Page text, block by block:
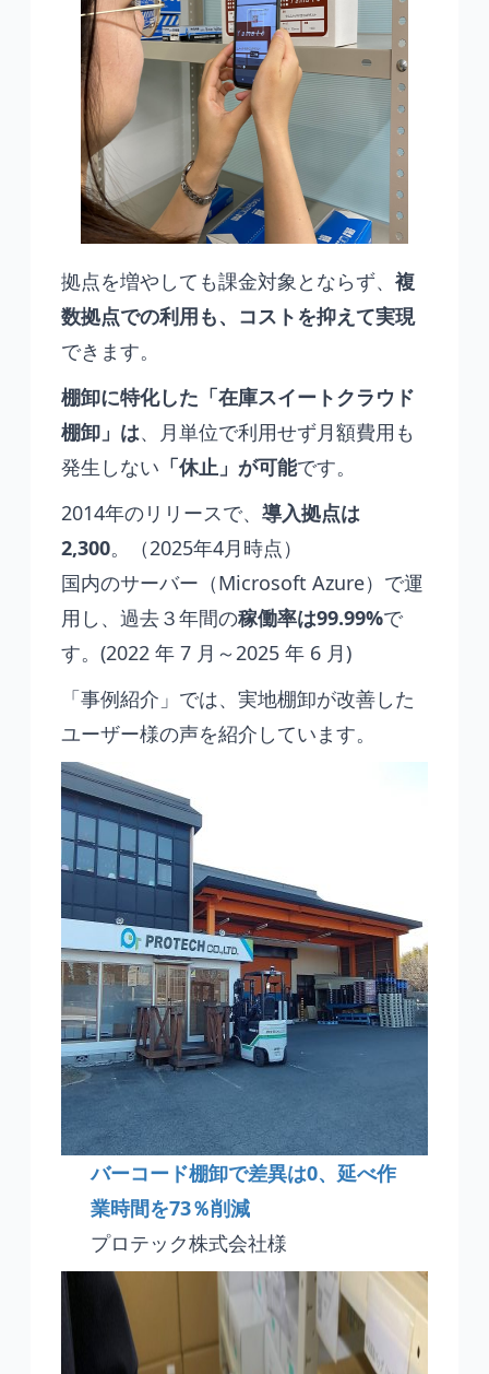
拠点を増やしても課金対象とならず、 複
数拠点での利用も、コストを抑えて実現
できます。
棚卸に特化した「在庫スイートクラウド
棚卸」は、月単位で利用せず月額費用も
発生しない 「休止」が可能です。
2014年のリリースで、 導入拠点は
2,300。（2025年4月時点）
国内のサーバー（Microsoft Azure）で運
用し、過去３年間の稼働率は99.99%で
す。(2022 年 7 月～2025 年 6 月)
「事例紹介」では、実地棚卸が改善した
ユーザー様の声を紹介しています。
バーコード棚卸で差異は0、延べ作
業時間を73％削減
プロテック株式会社様